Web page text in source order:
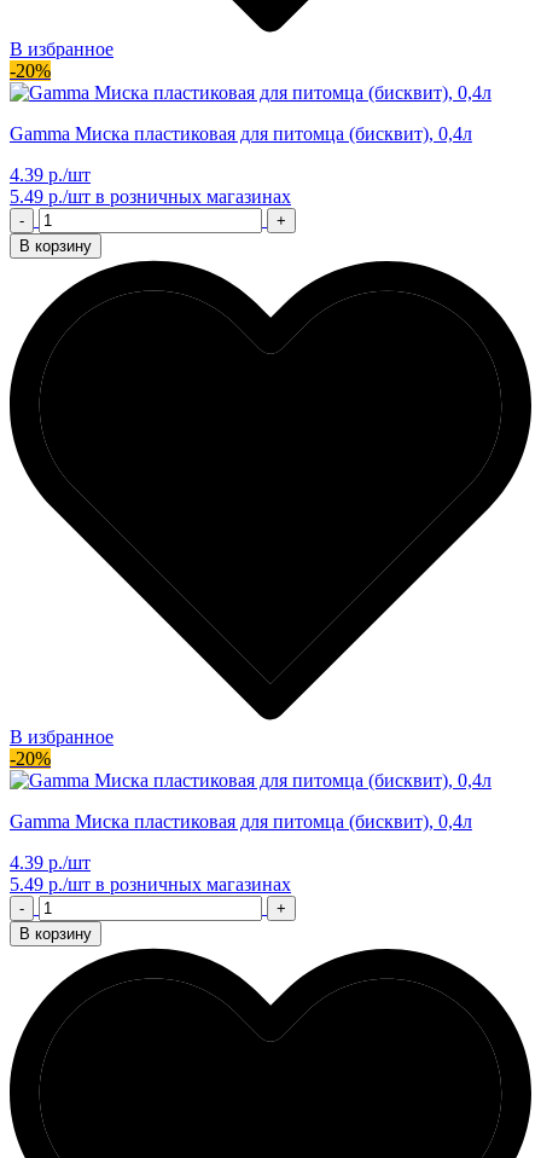
В избранное
-20%
Gamma Миска пластиковая для питомца (бисквит), 0,4л
4.39 р./шт
5.49 р./шт в розничных магазинах
-
+
В корзину
В избранное
-20%
Gamma Миска пластиковая для питомца (бисквит), 0,4л
4.39 р./шт
5.49 р./шт в розничных магазинах
-
+
В корзину